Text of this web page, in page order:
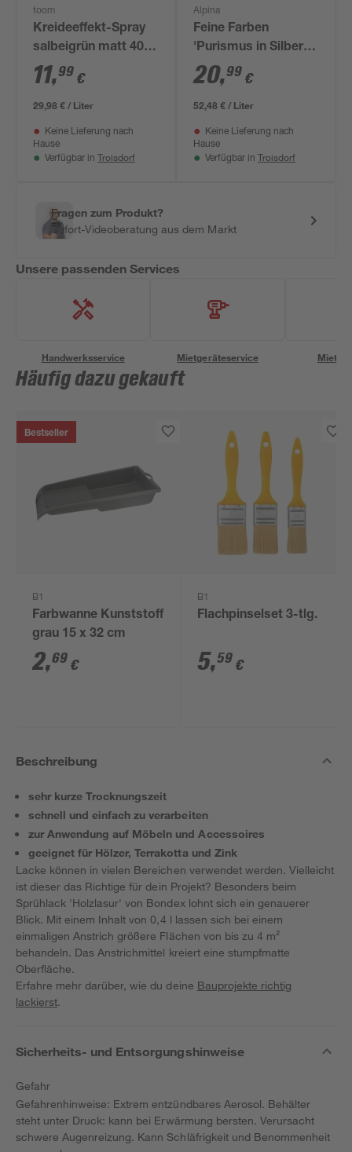
toom
Kreideeffekt-Spray
salbeigrün matt 400
ml
11,99 €
29,98 € / Liter
Keine Lieferung nach
Hause
Verfügbar in Troisdorf
Alpina
Feine Farben
'Purismus in Silber'
silber matt 400 ml
20,99 €
52,48 € / Liter
Keine Lieferung nach
Hause
Verfügbar in Troisdorf
Fragen zum Produkt?
Sofort-Videoberatung aus dem Markt
Unsere passenden Services
Handwerksservice Mietgeräteservice
Häufig dazu gekauft
Bestseller
B1
Farbwanne Kunststoff
grau 15 x 32 cm
2,69 €
B1
Flachpinselset 3-tlg.
5,59 €
Beschreibung
sehr kurze Trocknungszeit
schnell und einfach zu verarbeiten
zur Anwendung auf Möbeln und Accessoires
geeignet für Hölzer, Terrakotta und Zink
Lacke können in vielen Bereichen verwendet werden. Vielleicht
ist dieser das Richtige für dein Projekt? Besonders beim
Sprühlack 'Holzlasur' von Bondex lohnt sich ein genauerer
Blick. Mit einem Inhalt von 0,4 l lassen sich bei einem
einmaligen Anstrich größere Flächen von bis zu 4 m²
behandeln. Das Anstrichmittel kreiert eine stumpfmatte
Oberfläche.
Erfahre mehr darüber, wie du deine Bauprojekte richtig
lackierst.
Sicherheits- und Entsorgungshinweise
Gefahr
Gefahrenhinweise: Extrem entzündbares Aerosol. Behälter
steht unter Druck: kann bei Erwärmung bersten. Verursacht
schwere Augenreizung. Kann Schläfrigkeit und Benommenheit